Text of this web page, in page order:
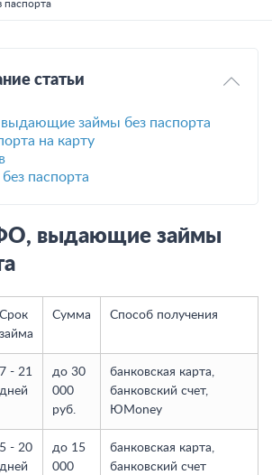
паспорта
статьи
займы без паспорта
на карту
паспорта
выдающие займы
Срок
займа
Сумма Способ получения
7 - 21
дней
до 30
000
руб.
банковская карта,
банковский счет,
ЮMoney
5 - 20
дней
до 15
000
банковская карта,
банковский счет